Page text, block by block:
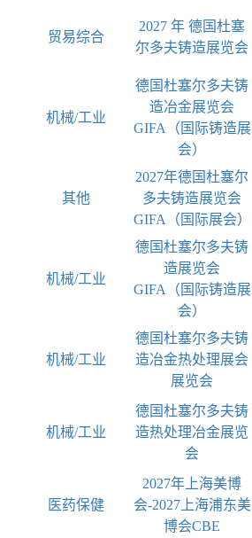
贸易综合
2027 年 德国杜塞
尔多夫铸造展览会
机械/工业
德国杜塞尔多夫铸
造冶金展览会
GIFA（国际铸造展
会）
其他
2027年德国杜塞尔
多夫铸造展览会
GIFA（国际展会）
机械/工业
德国杜塞尔多夫铸
造展览会
GIFA（国际铸造展
会）
机械/工业
德国杜塞尔多夫铸
造冶金热处理展会
展览会
机械/工业
德国杜塞尔多夫铸
造热处理冶金展览
会
医药保健
2027年上海美博
会-2027上海浦东美
博会CBE